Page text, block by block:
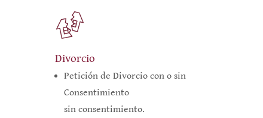
Divorcio
Petición de Divorcio con o sin
Consentimiento
sin consentimiento.